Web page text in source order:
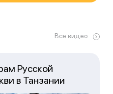
Все видео
Русской
в Танзании